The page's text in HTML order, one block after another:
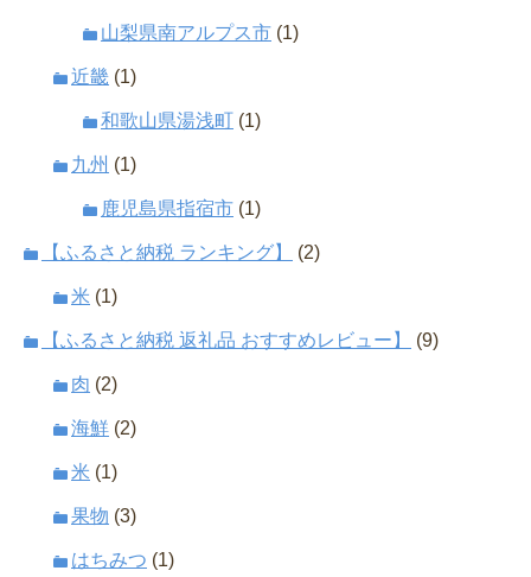
山梨県南アルプス市 (1)
近畿 (1)
和歌山県湯浅町 (1)
九州 (1)
鹿児島県指宿市 (1)
【ふるさと納税 ランキング】 (2)
米 (1)
【ふるさと納税 返礼品 おすすめレビュー】 (9)
肉 (2)
海鮮 (2)
米 (1)
果物 (3)
はちみつ (1)